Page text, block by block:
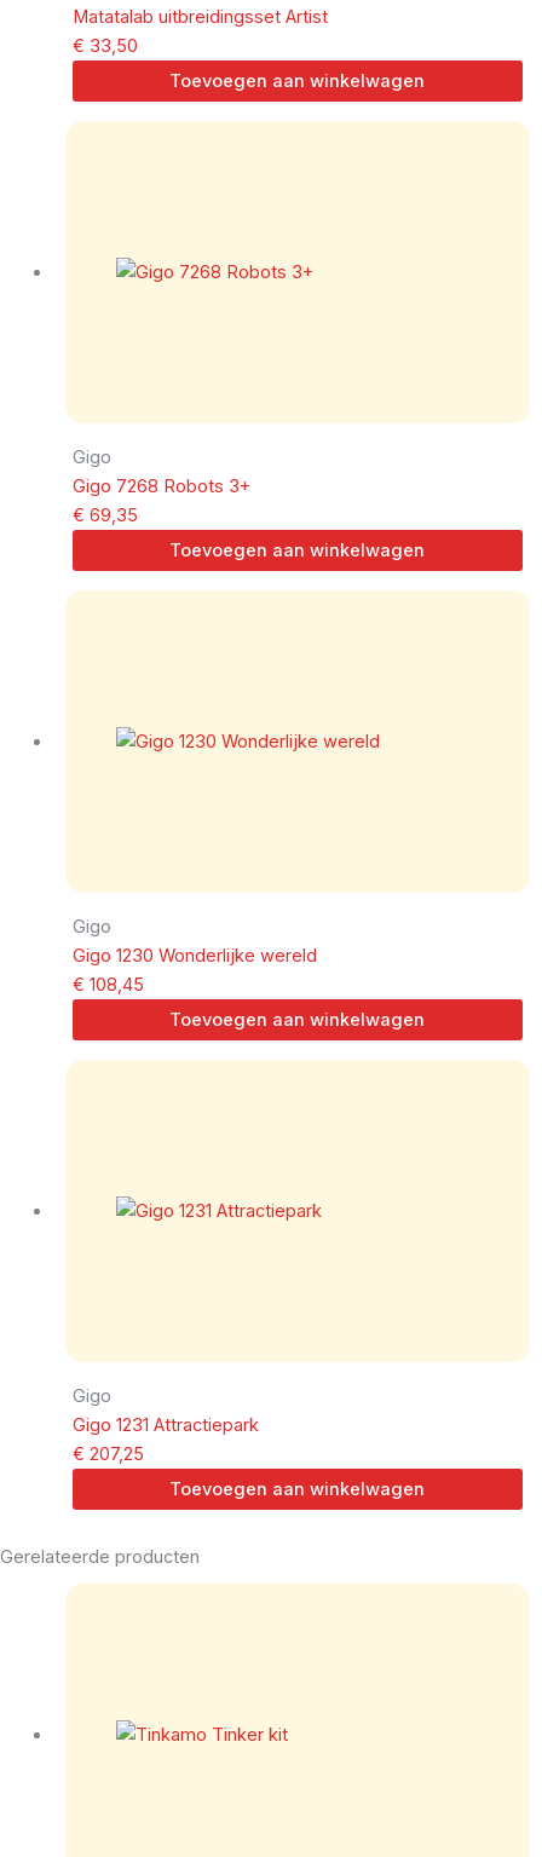
Matatalab uitbreidingsset Artist
€ 33,50
Toevoegen aan winkelwagen
Gigo
Gigo 7268 Robots 3+
€ 69,35
Toevoegen aan winkelwagen
Gigo
Gigo 1230 Wonderlijke wereld
€ 108,45
Toevoegen aan winkelwagen
Gigo
Gigo 1231 Attractiepark
€ 207,25
Toevoegen aan winkelwagen
Gerelateerde producten